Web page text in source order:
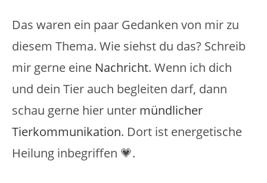
Das waren ein paar Gedanken von mir zu
diesem Thema. Wie siehst du das? Schreib
mir gerne eine Nachricht. Wenn ich dich
und dein Tier auch begleiten darf, dann
schau gerne hier unter mündlicher
Tierkommunikation. Dort ist energetische
Heilung inbegriffen 💗.